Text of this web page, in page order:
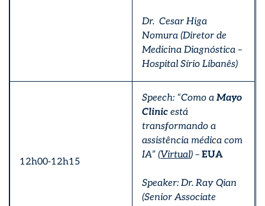
Dr. Cesar Higa
Nomura (Diretor de
Medicina Diagnóstica –
Hospital Sírio Libanês)
12h00-12h15
Speech: “Como a Mayo
Clinic está
transformando a
assistência médica com
IA” (Virtual) – EUA
Speaker: Dr. Ray Qian
(Senior Associate